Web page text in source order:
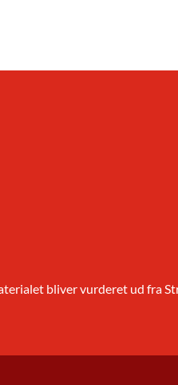
bliver vurderet ud fra